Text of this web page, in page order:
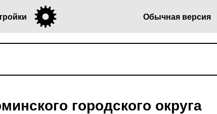
Обычная версия
городского округа